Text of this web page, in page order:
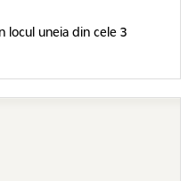
locul uneia din cele 3